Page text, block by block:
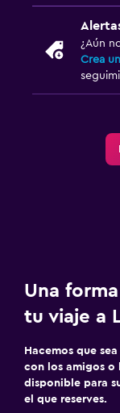
Botella de agua
Lavandería
Comedor
Máquina
Mesa de comedor
¿Aún
Crea
Una
tu viaje a
Hacemos que
con los amigos o
disponible para
el que reserves.